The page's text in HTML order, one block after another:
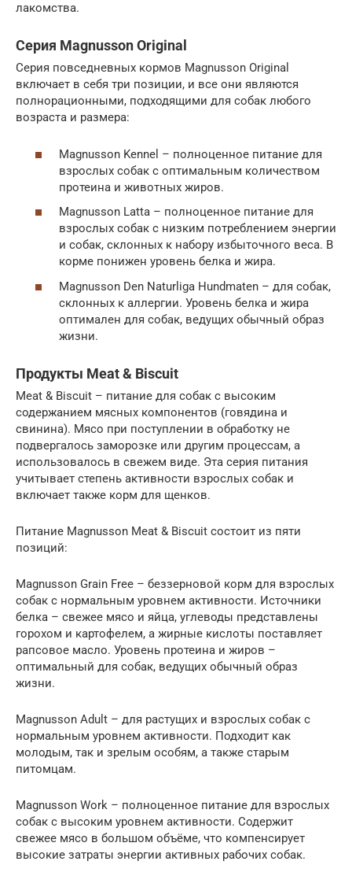
лакомства.
Серия Magnusson Original
Серия повседневных кормов Magnusson Original
включает в себя три позиции, и все они являются
полнорационными, подходящими для собак любого
возраста и размера:
Magnusson Kennel – полноценное питание для
взрослых собак с оптимальным количеством
протеина и животных жиров.
Magnusson Latta – полноценное питание для
взрослых собак с низким потреблением энергии
и собак, склонных к набору избыточного веса. В
корме понижен уровень белка и жира.
Magnusson Den Naturliga Hundmaten – для собак,
склонных к аллергии. Уровень белка и жира
оптимален для собак, ведущих обычный образ
жизни.
Продукты Meat & Biscuit
Meat & Biscuit – питание для собак с высоким
содержанием мясных компонентов (говядина и
свинина). Мясо при поступлении в обработку не
подвергалось заморозке или другим процессам, а
использовалось в свежем виде. Эта серия питания
учитывает степень активности взрослых собак и
включает также корм для щенков.
Питание Magnusson Meat & Biscuit состоит из пяти
позиций:
Magnusson Grain Free – беззерновой корм для взрослых
собак с нормальным уровнем активности. Источники
белка – свежее мясо и яйца, углеводы представлены
горохом и картофелем, а жирные кислоты поставляет
рапсовое масло. Уровень протеина и жиров –
оптимальный для собак, ведущих обычный образ
жизни.
Magnusson Adult – для растущих и взрослых собак с
нормальным уровнем активности. Подходит как
молодым, так и зрелым особям, а также старым
питомцам.
Magnusson Work – полноценное питание для взрослых
собак с высоким уровнем активности. Содержит
свежее мясо в большом объёме, что компенсирует
высокие затраты энергии активных рабочих собак.